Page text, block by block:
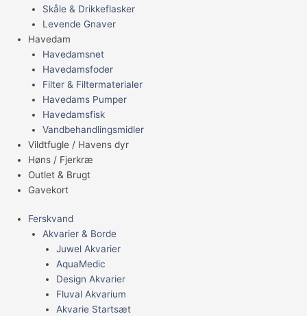
Skåle & Drikkeflasker
Levende Gnaver
Havedam
Havedamsnet
Havedamsfoder
Filter & Filtermaterialer
Havedams Pumper
Havedamsfisk
Vandbehandlingsmidler
Vildtfugle / Havens dyr
Høns / Fjerkræ
Outlet & Brugt
Gavekort
Ferskvand
Akvarier & Borde
Juwel Akvarier
AquaMedic
Design Akvarier
Fluval Akvarium
Akvarie Startsæt